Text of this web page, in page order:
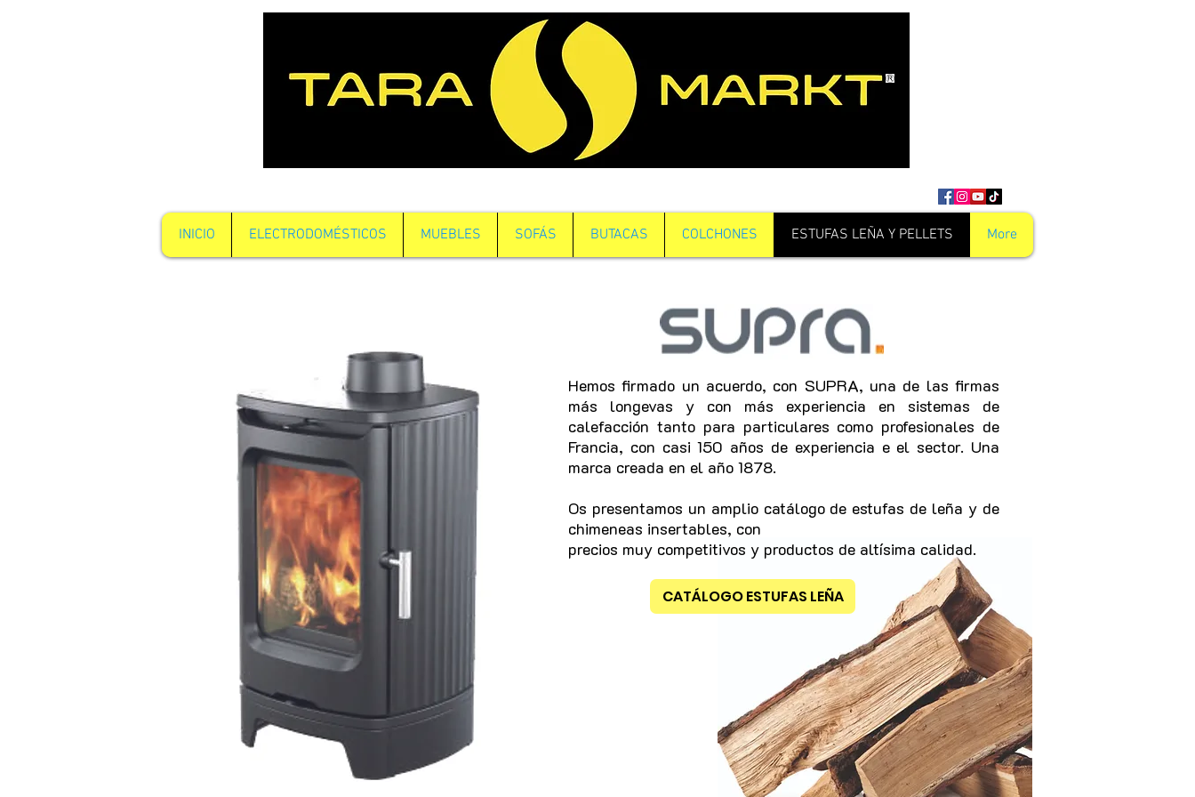
INICIO ELECTRODOMÉSTICOS MUEBLES SOFÁS BUTACAS COLCHONES ESTUFAS LEÑA Y PELLETS More
Hemos firmado un acuerdo, con SUPRA, una de las firmas
más longevas y con más experiencia en sistemas de
calefacción tanto para particulares como profesionales de
Francia, con casi 150 años de experiencia e el sector. Una
marca creada en el año 1878.
Os presentamos un amplio catálogo de estufas de leña y de
chimeneas insertables, con
precios muy competitivos y productos de altísima calidad.
CATÁLOGO ESTUFAS LEÑA